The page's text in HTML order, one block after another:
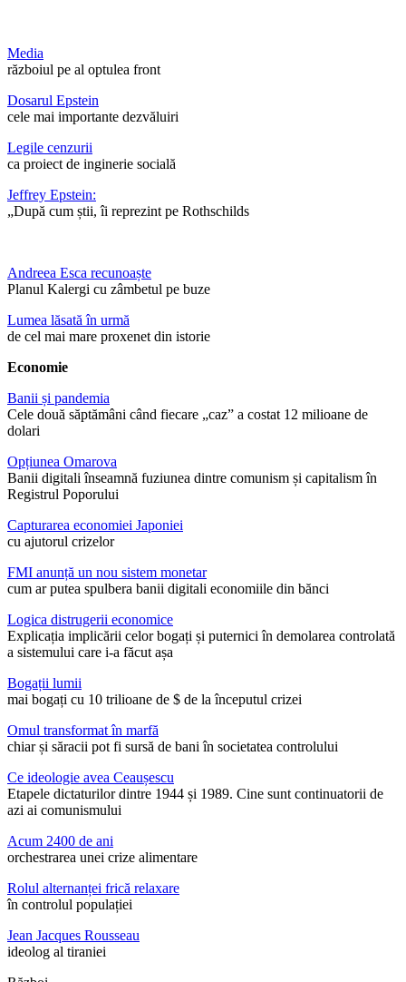
Media
războiul pe al optulea front
Dosarul Epstein
cele mai importante dezvăluiri
Legile cenzurii
ca proiect de inginerie socială
Jeffrey Epstein:
„După cum știi, îi reprezint pe Rothschilds
Andreea Esca recunoaște
Planul Kalergi cu zâmbetul pe buze
Lumea lăsată în urmă
de cel mai mare proxenet din istorie
Economie
Banii și pandemia
Cele două săptămâni când fiecare „caz” a costat 12 milioane de
dolari
Opțiunea Omarova
Banii digitali înseamnă fuziunea dintre comunism și capitalism în
Registrul Poporului
Capturarea economiei Japoniei
cu ajutorul crizelor
FMI anunță un nou sistem monetar
cum ar putea spulbera banii digitali economiile din bănci
Logica distrugerii economice
Explicația implicării celor bogați și puternici în demolarea controlată
a sistemului care i-a făcut așa
Bogații lumii
mai bogați cu 10 trilioane de $ de la începutul crizei
Omul transformat în marfă
chiar și săracii pot fi sursă de bani în societatea controlului
Ce ideologie avea Ceaușescu
Etapele dictaturilor dintre 1944 și 1989. Cine sunt continuatorii de
azi ai comunismului
Acum 2400 de ani
orchestrarea unei crize alimentare
Rolul alternanței frică relaxare
în controlul populației
Jean Jacques Rousseau
ideolog al tiraniei